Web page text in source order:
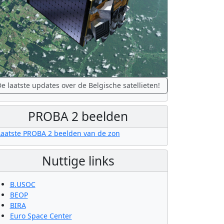
laatste updates over de Belgische satellieten!
PROBA 2 beelden
Nuttige links
B.USOC
BEOP
BIRA
Euro Space Center